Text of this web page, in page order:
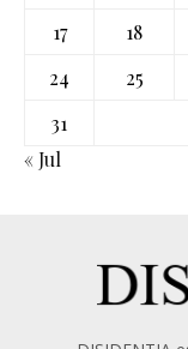
17
18
24
25
31
« Jul